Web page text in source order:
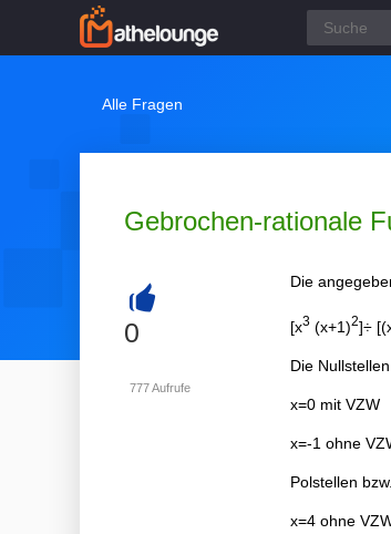
Alle Fragen
Gebrochen-rationale
+
0
777Aufrufe
Die
[x3 (x+1)2]÷
Die
x=0 mit VZW
x=-1 ohne
Polstellen
x=4 ohne